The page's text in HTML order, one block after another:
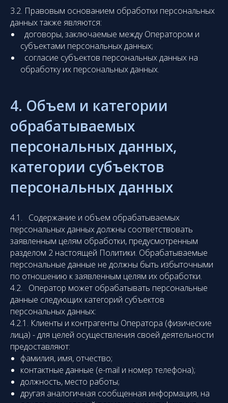
3.2. Правовым основанием обработки персональных
данных также являются:
договоры, заключаемые между Оператором и
субъектами персональных данных;
согласие субъектов персональных данных на
обработку их персональных данных.
4. Объем и категории
обрабатываемых
персональных данных,
категории субъектов
персональных данных
4.1. Содержание и объем обрабатываемых
персональных данных должны соответствовать
заявленным целям обработки, предусмотренным
разделом 2 настоящей Политики. Обрабатываемые
персональные данные не должны быть избыточными
по отношению к заявленным целям их обработки.
4.2. Оператор может обрабатывать персональные
данные следующих категорий субъектов
персональных данных:
4.2.1. Клиенты и контрагенты Оператора (физические
лица) - для целей осуществления своей деятельности
предоставляют:
фамилия, имя, отчество;
контактные данные (e-mail и номер телефона);
должность, место работы;
другая аналогичная сообщенная информация, на